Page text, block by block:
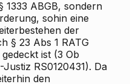
1333 ABGB, sondern
sohin eine
der
§ 23 Abs 1 RATG
ist (3 Ob
RS0120431). Da
den